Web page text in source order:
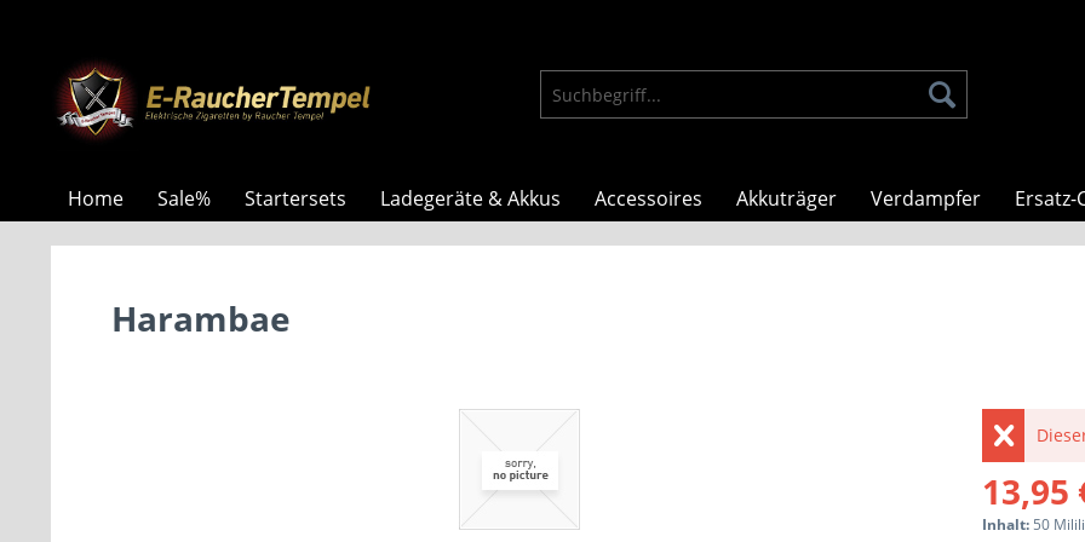
Home Sale% Startersets Ladegeräte & Akkus Accessoires Akkuträger Verdampfer Ersatz-
Harambae
13,95
Inhalt: 50